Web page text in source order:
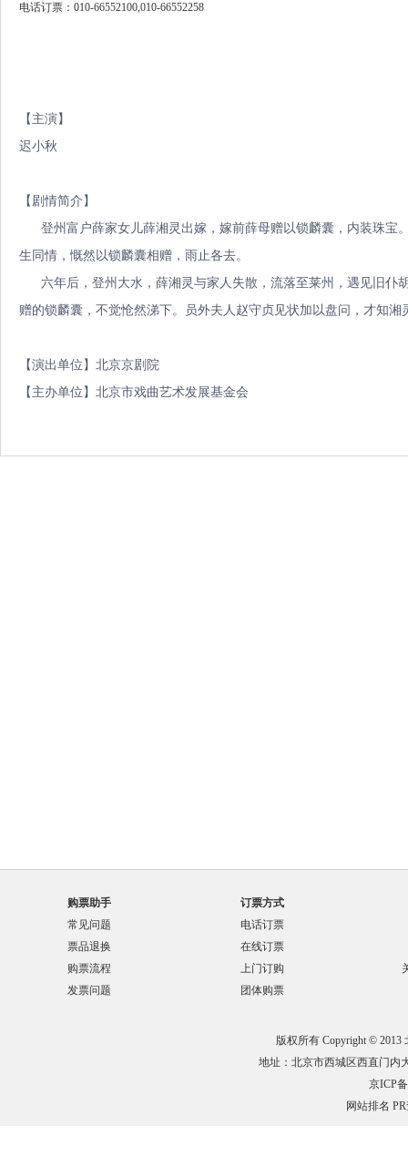
电话订票：010-66552100,010-66552258
【主演】
迟小秋
【剧情简介】
登州富户薛家女儿薛湘灵出嫁，嫁前薛母赠以锁麟囊，内装珠宝
生同情，慨然以锁麟囊相赠，雨止各去。
六年后，登州大水，薛湘灵与家人失散，流落至莱州，遇见旧仆
赠的锁麟囊，不觉怆然涕下。员外夫人赵守贞见状加以盘问，才知
【演出单位】北京京剧院
【主办单位】北京市戏曲艺术发展基金会
购票助手
常见问题
票品退换
购票流程
发票问题
订票方式
电话订票
在线订票
上门订购
团体购票
版权所有 Copyright © 2013
地址：北京市西城区西直门内
京ICP
网站排名